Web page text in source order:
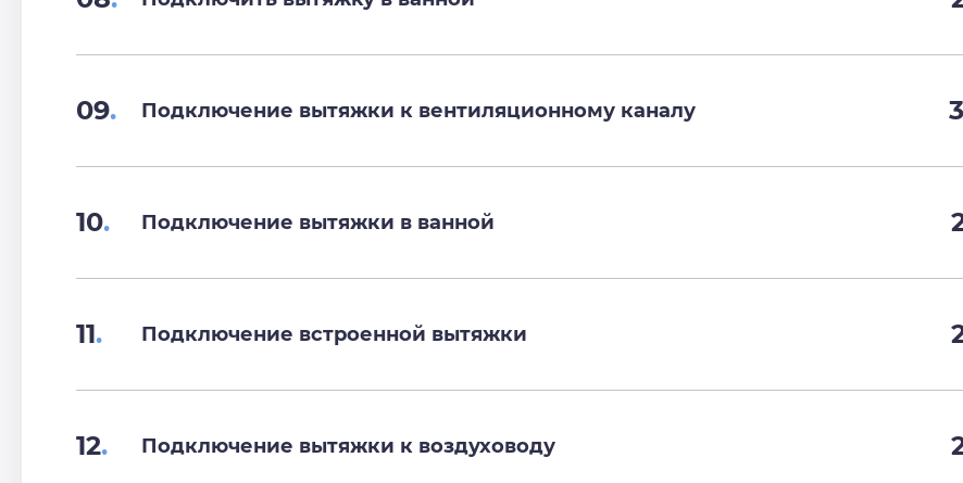
09. Подключение вытяжки к вентиляционному каналу
10. Подключение вытяжки в ванной
11. Подключение встроенной вытяжки
12. Подключение вытяжки к воздуховоду